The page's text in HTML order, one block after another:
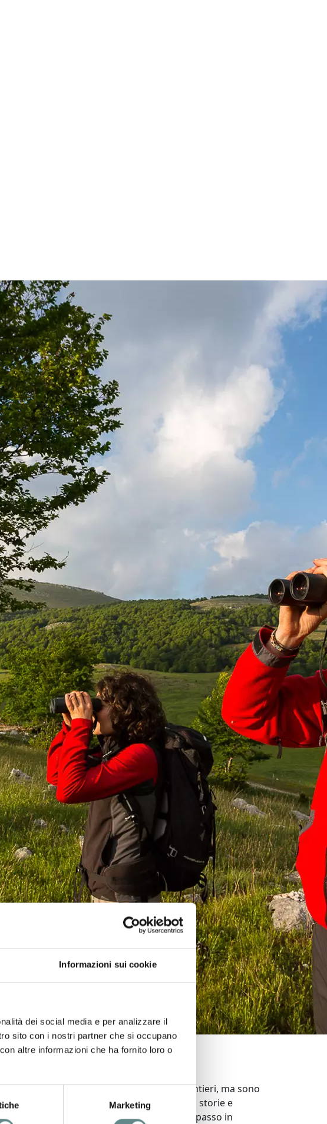
Informazioni sui cookie
dei social media e per analizzare il
sito con i nostri partner che si occupano
altre informazioni che ha fornito loro o
Marketing
non si limitano ad accompagnarmi sui sentieri, ma sono
appassionati, pronti a condividere con voi storie e
flora e fauna locali, trasformando ogni passo in